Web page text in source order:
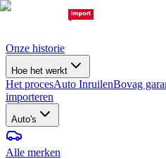
Onze historie
Hoe het werkt
Het procesAuto InruilenBovag
importeren
Auto's
Alle merken